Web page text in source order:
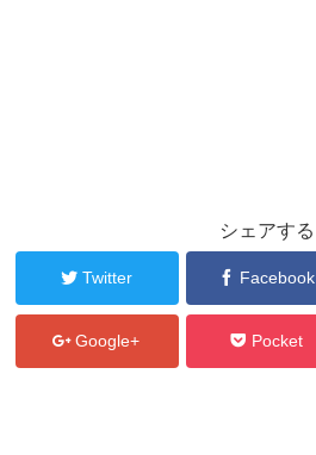
シェアする
Twitter Facebook
Google+ Pocket